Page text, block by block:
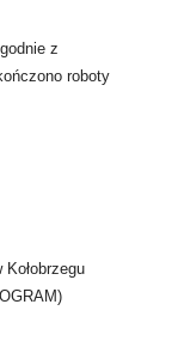
z
roboty
Kołobrzegu